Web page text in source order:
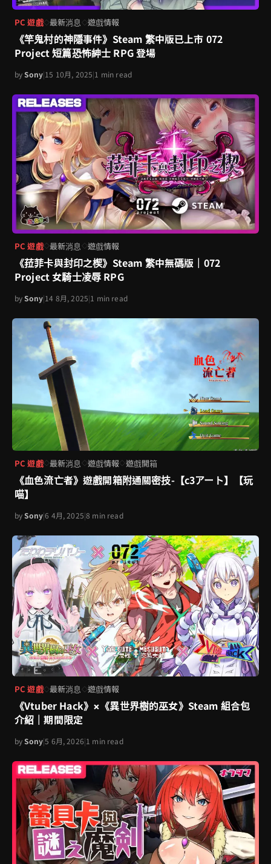
PC 遊戲◇最新消息◇遊戲情報
《竿鬼村的神隱事件》Steam 繁中版已上市 072
Project 短篇恐怖紳士 RPG 登場
bySony|15 10月, 2025|1 min read
PC 遊戲◇最新消息◇遊戲情報
《菈菲卡與封印之楔》Steam 繁中無碼版｜072
Project 女騎士凌辱 RPG
bySony|14 8月, 2025|1 min read
PC 遊戲◇最新消息◇遊戲情報◇遊戲開箱
《血色流亡者》遊戲開箱附通關密技-【c3アート】【玩
喵】
bySony|6 4月, 2025|8 min read
PC 遊戲◇最新消息◇遊戲情報
《Vtuber Hack》×《異世界樹的巫女》Steam 組合包
介紹｜期間限定
bySony|5 6月, 2026|1 min read